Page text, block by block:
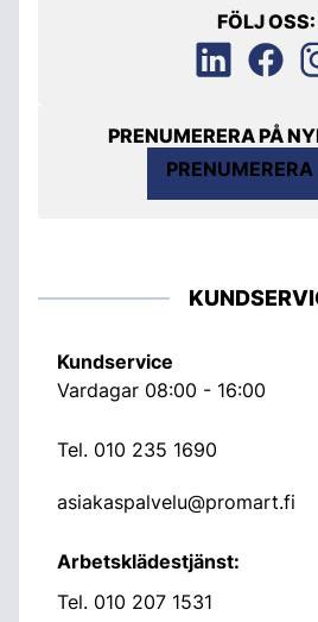
FÖLJ OSS:
PRENUMERERA PÅ
PRENUMERERA
Kundservice
Vardagar 08:00 - 16:00
Tel. 010 235 1690
asiakaspalvelu@promart.fi
Arbetsklädestjänst:
Tel. 010 207 1531